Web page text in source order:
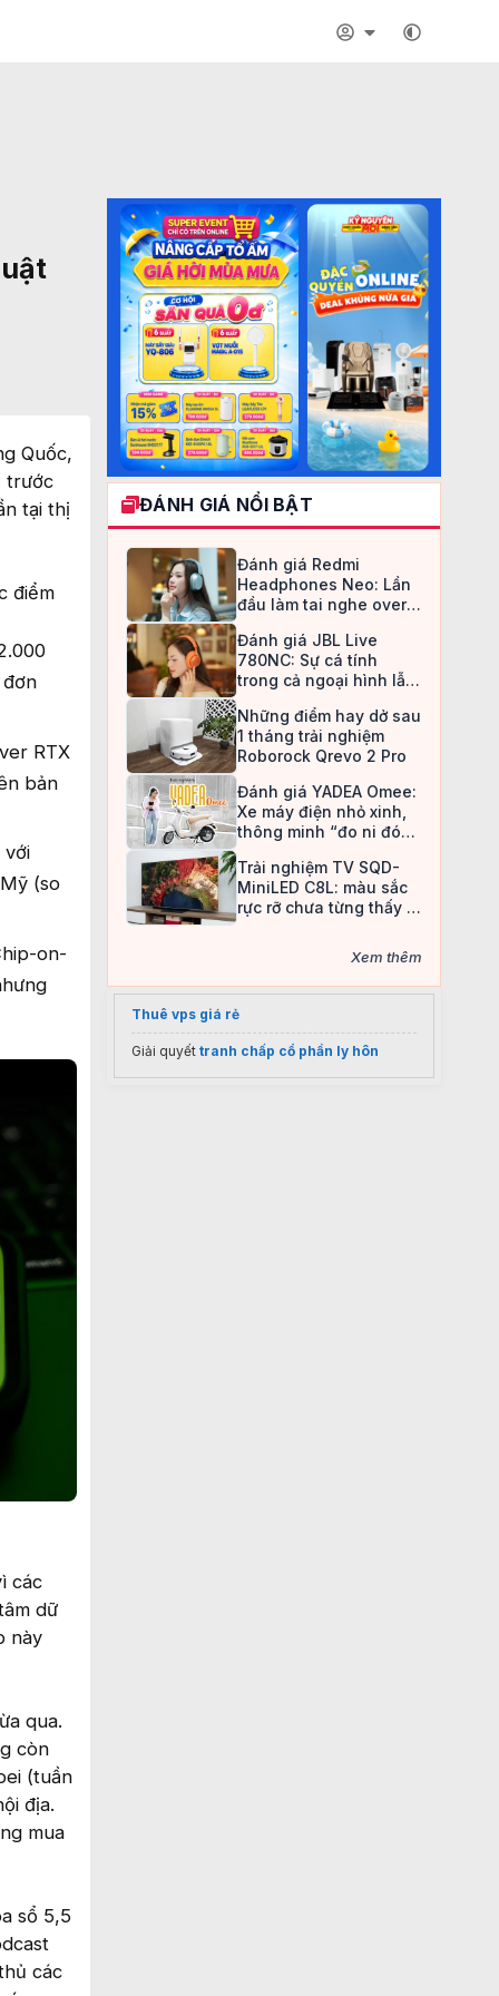
Quốc,
trước
tại thị
điểm
RTX
bản
với
(so
on-
các
dữ
này
qua.
còn
(tuần
địa.
mua
sổ 5,5
các
ĐÁNH GIÁ NỔI BẬT
Đánh giá Redmi
Headphones Neo: Lần
đầu làm tai nghe over-
an toàn
Đánh giá JBL Live
780NC: Sự cá tính
trong cả ngoại hình lẫn
Những điểm hay dở sau
1 tháng trải nghiệm
Roborock Qrevo 2 Pro
Đánh giá YADEA Omee:
Xe máy điện nhỏ xinh,
thông minh “đo ni đóng
Trải nghiệm TV SQD-
MiniLED C8L: màu sắc
rực rỡ chưa từng thấy ở
Xem thêm
Thuê vps giá rẻ
Giải quyết tranh chấp cổ phần ly hôn